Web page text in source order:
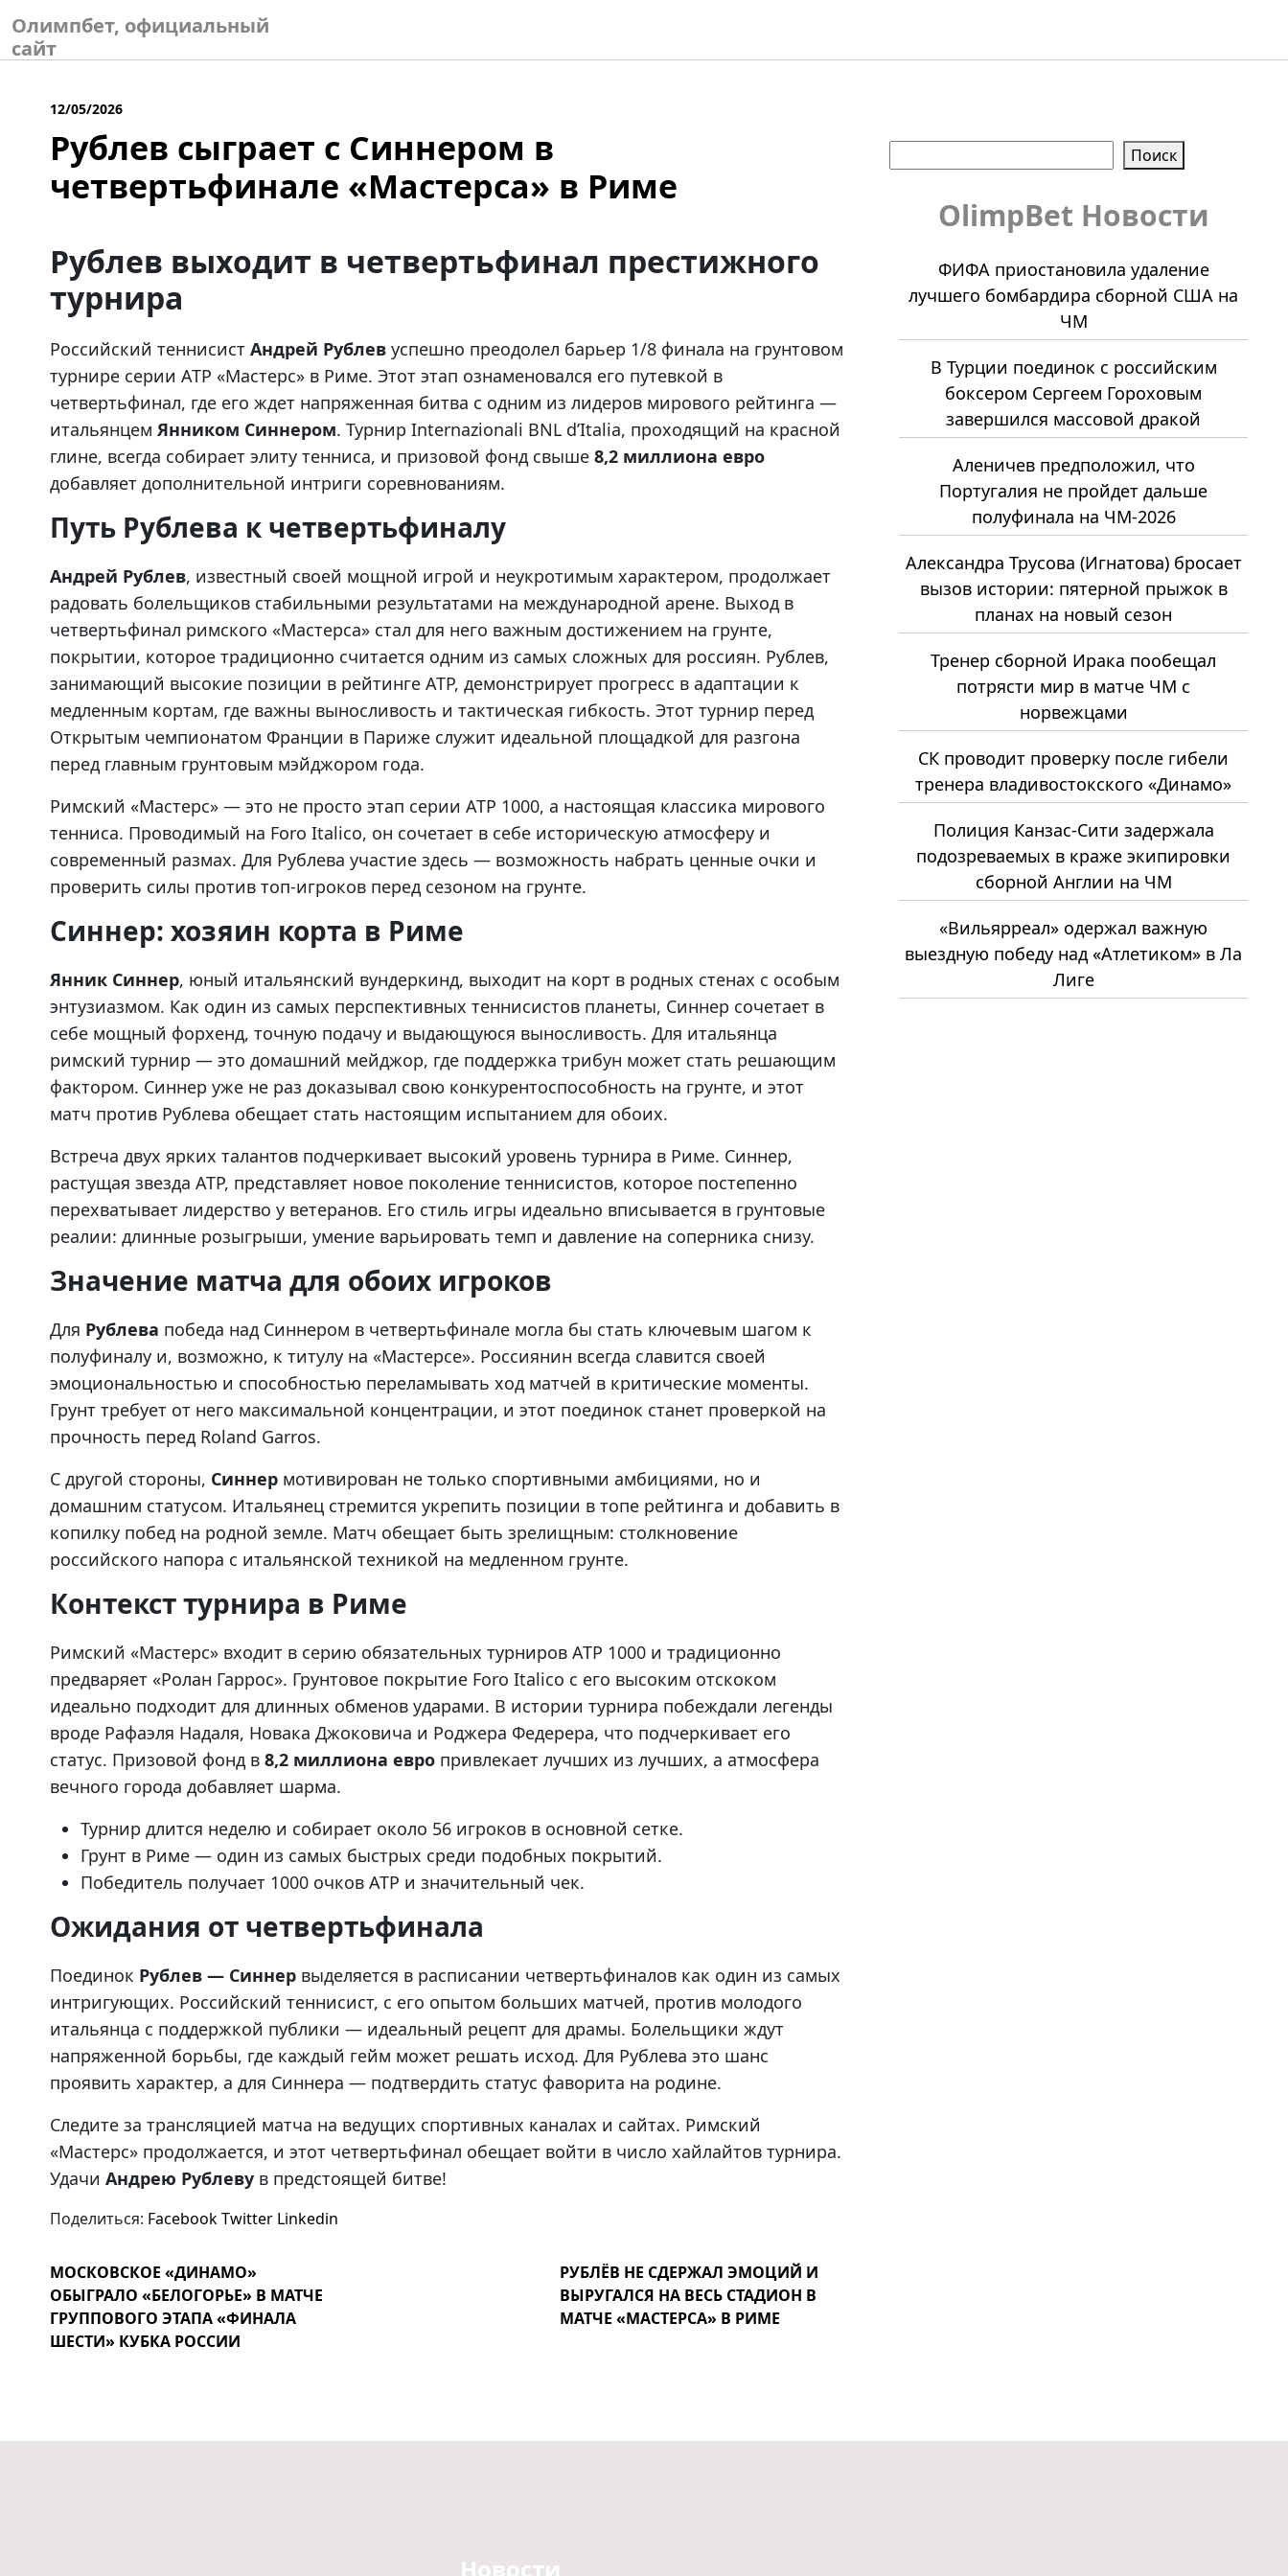
to
content
Олимпбет, официальный
сайт
12/05/2026
Рублев сыграет с Синнером в
четвертьфинале «Мастерса» в Риме
Рублев выходит в четвертьфинал престижного
турнира
Российский теннисист Андрей Рублев успешно преодолел барьер 1/8 финала на грунтовом
турнире серии ATP «Мастерс» в Риме. Этот этап ознаменовался его путевкой в
четвертьфинал, где его ждет напряженная битва с одним из лидеров мирового рейтинга —
итальянцем Янником Синнером. Турнир Internazionali BNL d’Italia, проходящий на красной
глине, всегда собирает элиту тенниса, и призовой фонд свыше 8,2 миллиона евро
добавляет дополнительной интриги соревнованиям.
Путь Рублева к четвертьфиналу
Андрей Рублев, известный своей мощной игрой и неукротимым характером, продолжает
радовать болельщиков стабильными результатами на международной арене. Выход в
четвертьфинал римского «Мастерса» стал для него важным достижением на грунте,
покрытии, которое традиционно считается одним из самых сложных для россиян. Рублев,
занимающий высокие позиции в рейтинге ATP, демонстрирует прогресс в адаптации к
медленным кортам, где важны выносливость и тактическая гибкость. Этот турнир перед
Открытым чемпионатом Франции в Париже служит идеальной площадкой для разгона
перед главным грунтовым мэйджором года.
Римский «Мастерс» — это не просто этап серии ATP 1000, а настоящая классика мирового
тенниса. Проводимый на Foro Italico, он сочетает в себе историческую атмосферу и
современный размах. Для Рублева участие здесь — возможность набрать ценные очки и
проверить силы против топ-игроков перед сезоном на грунте.
Синнер: хозяин корта в Риме
Янник Синнер, юный итальянский вундеркинд, выходит на корт в родных стенах с особым
энтузиазмом. Как один из самых перспективных теннисистов планеты, Синнер сочетает в
себе мощный форхенд, точную подачу и выдающуюся выносливость. Для итальянца
римский турнир — это домашний мейджор, где поддержка трибун может стать решающим
фактором. Синнер уже не раз доказывал свою конкурентоспособность на грунте, и этот
матч против Рублева обещает стать настоящим испытанием для обоих.
Встреча двух ярких талантов подчеркивает высокий уровень турнира в Риме. Синнер,
растущая звезда ATP, представляет новое поколение теннисистов, которое постепенно
перехватывает лидерство у ветеранов. Его стиль игры идеально вписывается в грунтовые
реалии: длинные розыгрыши, умение варьировать темп и давление на соперника снизу.
Значение матча для обоих игроков
Для Рублева победа над Синнером в четвертьфинале могла бы стать ключевым шагом к
полуфиналу и, возможно, к титулу на «Мастерсе». Россиянин всегда славится своей
эмоциональностью и способностью переламывать ход матчей в критические моменты.
Грунт требует от него максимальной концентрации, и этот поединок станет проверкой на
прочность перед Roland Garros.
С другой стороны, Синнер мотивирован не только спортивными амбициями, но и
домашним статусом. Итальянец стремится укрепить позиции в топе рейтинга и добавить в
копилку побед на родной земле. Матч обещает быть зрелищным: столкновение
российского напора с итальянской техникой на медленном грунте.
Контекст турнира в Риме
Римский «Мастерс» входит в серию обязательных турниров ATP 1000 и традиционно
предваряет «Ролан Гаррос». Грунтовое покрытие Foro Italico с его высоким отскоком
идеально подходит для длинных обменов ударами. В истории турнира побеждали легенды
вроде Рафаэля Надаля, Новака Джоковича и Роджера Федерера, что подчеркивает его
статус. Призовой фонд в 8,2 миллиона евро привлекает лучших из лучших, а атмосфера
вечного города добавляет шарма.
Турнир длится неделю и собирает около 56 игроков в основной сетке.
Грунт в Риме — один из самых быстрых среди подобных покрытий.
Победитель получает 1000 очков ATP и значительный чек.
Ожидания от четвертьфинала
Поединок Рублев — Синнер выделяется в расписании четвертьфиналов как один из самых
интригующих. Российский теннисист, с его опытом больших матчей, против молодого
итальянца с поддержкой публики — идеальный рецепт для драмы. Болельщики ждут
напряженной борьбы, где каждый гейм может решать исход. Для Рублева это шанс
проявить характер, а для Синнера — подтвердить статус фаворита на родине.
Следите за трансляцией матча на ведущих спортивных каналах и сайтах. Римский
«Мастерс» продолжается, и этот четвертьфинал обещает войти в число хайлайтов турнира.
Удачи Андрею Рублеву в предстоящей битве!
Поделиться: FacebookTwitter Linkedin
МОСКОВСКОЕ «ДИНАМО»
ОБЫГРАЛО «БЕЛОГОРЬЕ» В МАТЧЕ
ГРУППОВОГО ЭТАПА «ФИНАЛА
ШЕСТИ» КУБКА РОССИИ
РУБЛЁВ НЕ СДЕРЖАЛ ЭМОЦИЙ И
ВЫРУГАЛСЯ НА ВЕСЬ СТАДИОН В
МАТЧЕ «МАСТЕРСА» В РИМЕ
Поиск
OlimpBet Новости
ФИФА приостановила удаление
лучшего бомбардира сборной США на
ЧМ
В Турции поединок с российским
боксером Сергеем Гороховым
завершился массовой дракой
Аленичев предположил, что
Португалия не пройдет дальше
полуфинала на ЧМ-2026
Александра Трусова (Игнатова) бросает
вызов истории: пятерной прыжок в
планах на новый сезон
Тренер сборной Ирака пообещал
потрясти мир в матче ЧМ с
норвежцами
СК проводит проверку после гибели
тренера владивостокского «Динамо»
Полиция Канзас-Сити задержала
подозреваемых в краже экипировки
сборной Англии на ЧМ
«Вильярреал» одержал важную
выездную победу над «Атлетиком» в Ла
Лиге
Новости